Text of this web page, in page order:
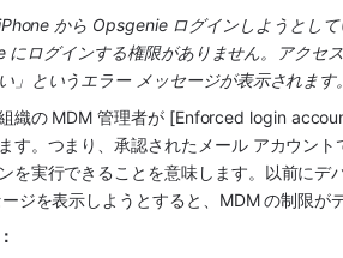
から Opsgenie ログインしようとし
にログインする権限がありません。アクセ
」というエラー メッセージが表示されます。
織の MDM 管理者が [Enforced login
す。つまり、承認されたメール アカウン
を実行できることを意味します。以前に
ージを表示しようとすると、MDM の制限が